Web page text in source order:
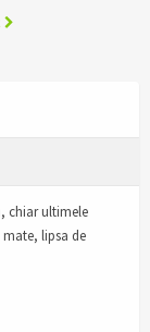
chiar ultimele
lipsa de